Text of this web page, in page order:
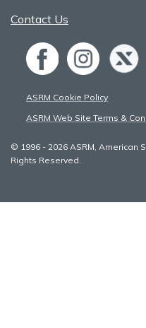
Contact Us
ASRM Cookie Policy
ASRM Web Site Terms &
© 1996 - 2026 ASRM, American
Rights Reserved.